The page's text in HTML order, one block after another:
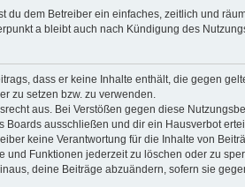
du dem Betreiber ein einfaches, zeitlich und
a bleibt auch nach Kündigung des
dass er keine Inhalte enthält, die gegen
zu setzen bzw. zu verwenden.
aus. Bei Verstößen gegen diese
Boards ausschließen und dir ein Hausverbot
keine Verantwortung für die Inhalte von
und Funktionen jederzeit zu löschen oder zu
deine Beiträge abzuändern, sofern sie